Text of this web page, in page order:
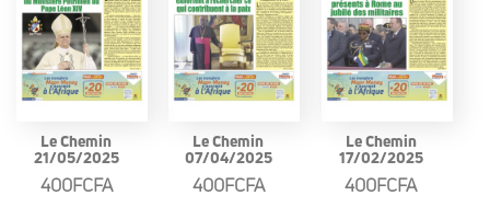
Le Chemin
21/05/2025
400FCFA
Le Chemin
07/04/2025
400FCFA
Le Chemin
17/02/2025
400FCFA